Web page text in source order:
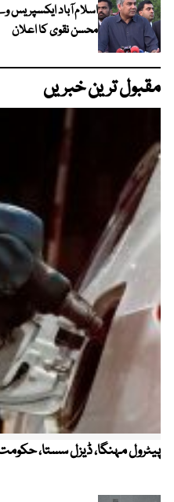
اسلام آباد ایکسپریس
محسن نقوی کا اعلان
مقبول ترین خبریں
پیٹرول مہنگا، ڈیزل سستا،